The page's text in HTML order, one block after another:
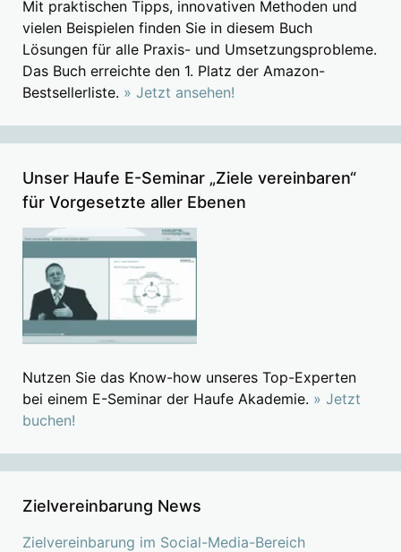
Mit praktischen Tipps, innovativen Methoden und
vielen Beispielen finden Sie in diesem Buch
Lösungen für alle Praxis- und Umsetzungsprobleme.
Das Buch erreichte den 1. Platz der Amazon-
Bestsellerliste. » Jetzt ansehen!
Unser Haufe E-Seminar „Ziele vereinbaren“
für Vorgesetzte aller Ebenen
Nutzen Sie das Know-how unseres Top-Experten
bei einem E-Seminar der Haufe Akademie. » Jetzt
buchen!
Zielvereinbarung News
Zielvereinbarung im Social-Media-Bereich